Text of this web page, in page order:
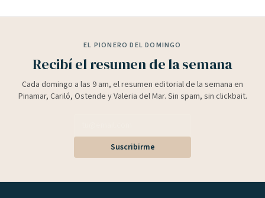
EL PIONERO DEL DOMINGO
Recibí el resumen de la semana
Cada domingo a las 9 am, el resumen editorial de la semana en
Pinamar, Cariló, Ostende y Valeria del Mar. Sin spam, sin clickbait.
Suscribirme